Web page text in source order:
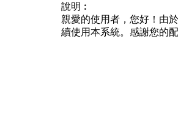
說明︰
親愛的使用者，您好！由
續使用本系統。感謝您的配